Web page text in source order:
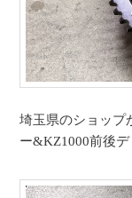
埼玉県のショッ
ー&KZ1000前後